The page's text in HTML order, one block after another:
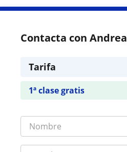
Contacta con Andrea
Tarifa
1ª clase gratis